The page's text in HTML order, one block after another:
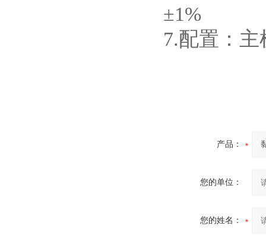
±1%
7.配置：
产品：
您的单位：
您的姓名：